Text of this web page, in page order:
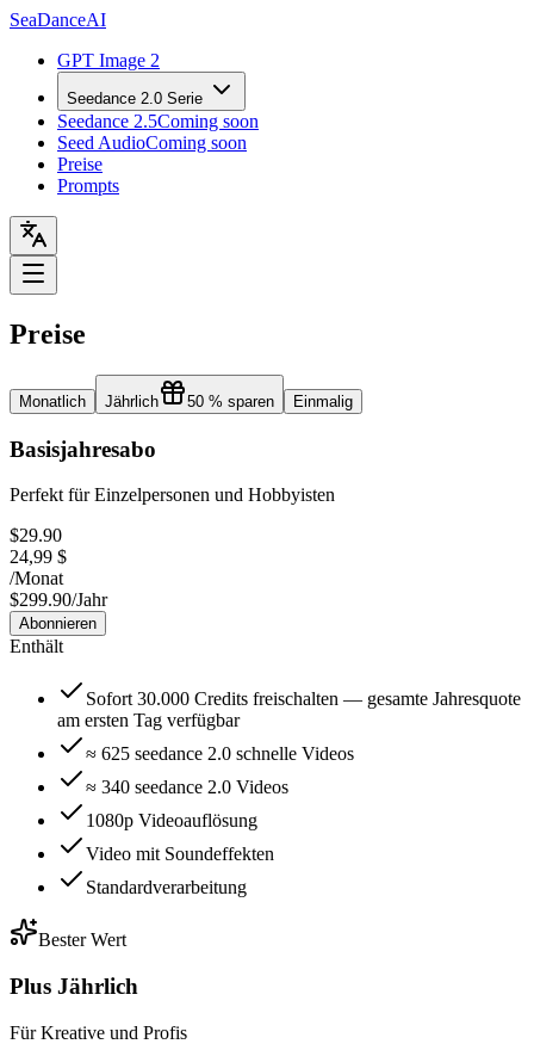
SeaDanceAI
GPT Image 2
Seedance 2.0 Serie
Seedance 2.5Coming soon
Seed AudioComing soon
Preise
Prompts
Preise
Monatlich Jährlich 50 % sparen Einmalig
Basisjahresabo
Perfekt für Einzelpersonen und Hobbyisten
$29.90
24,99 $
/Monat
$299.90/Jahr
Abonnieren
Enthält
Sofort 30.000 Credits freischalten — gesamte Jahresquote
am ersten Tag verfügbar
≈ 625 seedance 2.0 schnelle Videos
≈ 340 seedance 2.0 Videos
1080p Videoauflösung
Video mit Soundeffekten
Standardverarbeitung
Bester Wert
Plus Jährlich
Für Kreative und Profis